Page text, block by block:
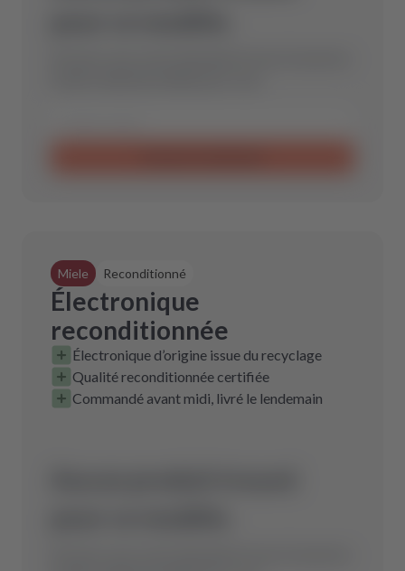
Miele Reconditionné
Électronique
reconditionnée
Électronique d’origine issue du recyclage
Qualité reconditionnée certifiée
Commandé avant midi, livré le lendemain